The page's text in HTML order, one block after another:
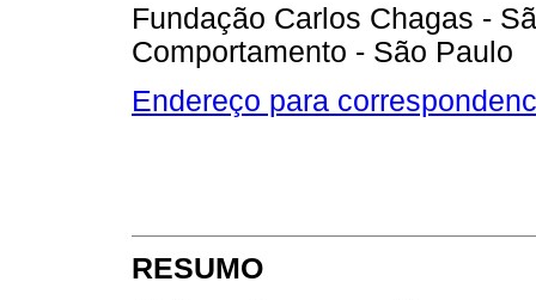
Fundação Carlos Chagas -
Comportamento - São Paulo
Endereço para
RESUMO